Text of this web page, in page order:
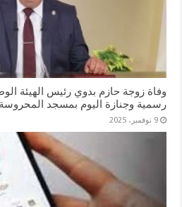
وفاة زوجة حازم بدوي رئيس الهيئة
رسمية وجنازة اليوم بمسجد المحروسة
9 نوفمبر، 2025